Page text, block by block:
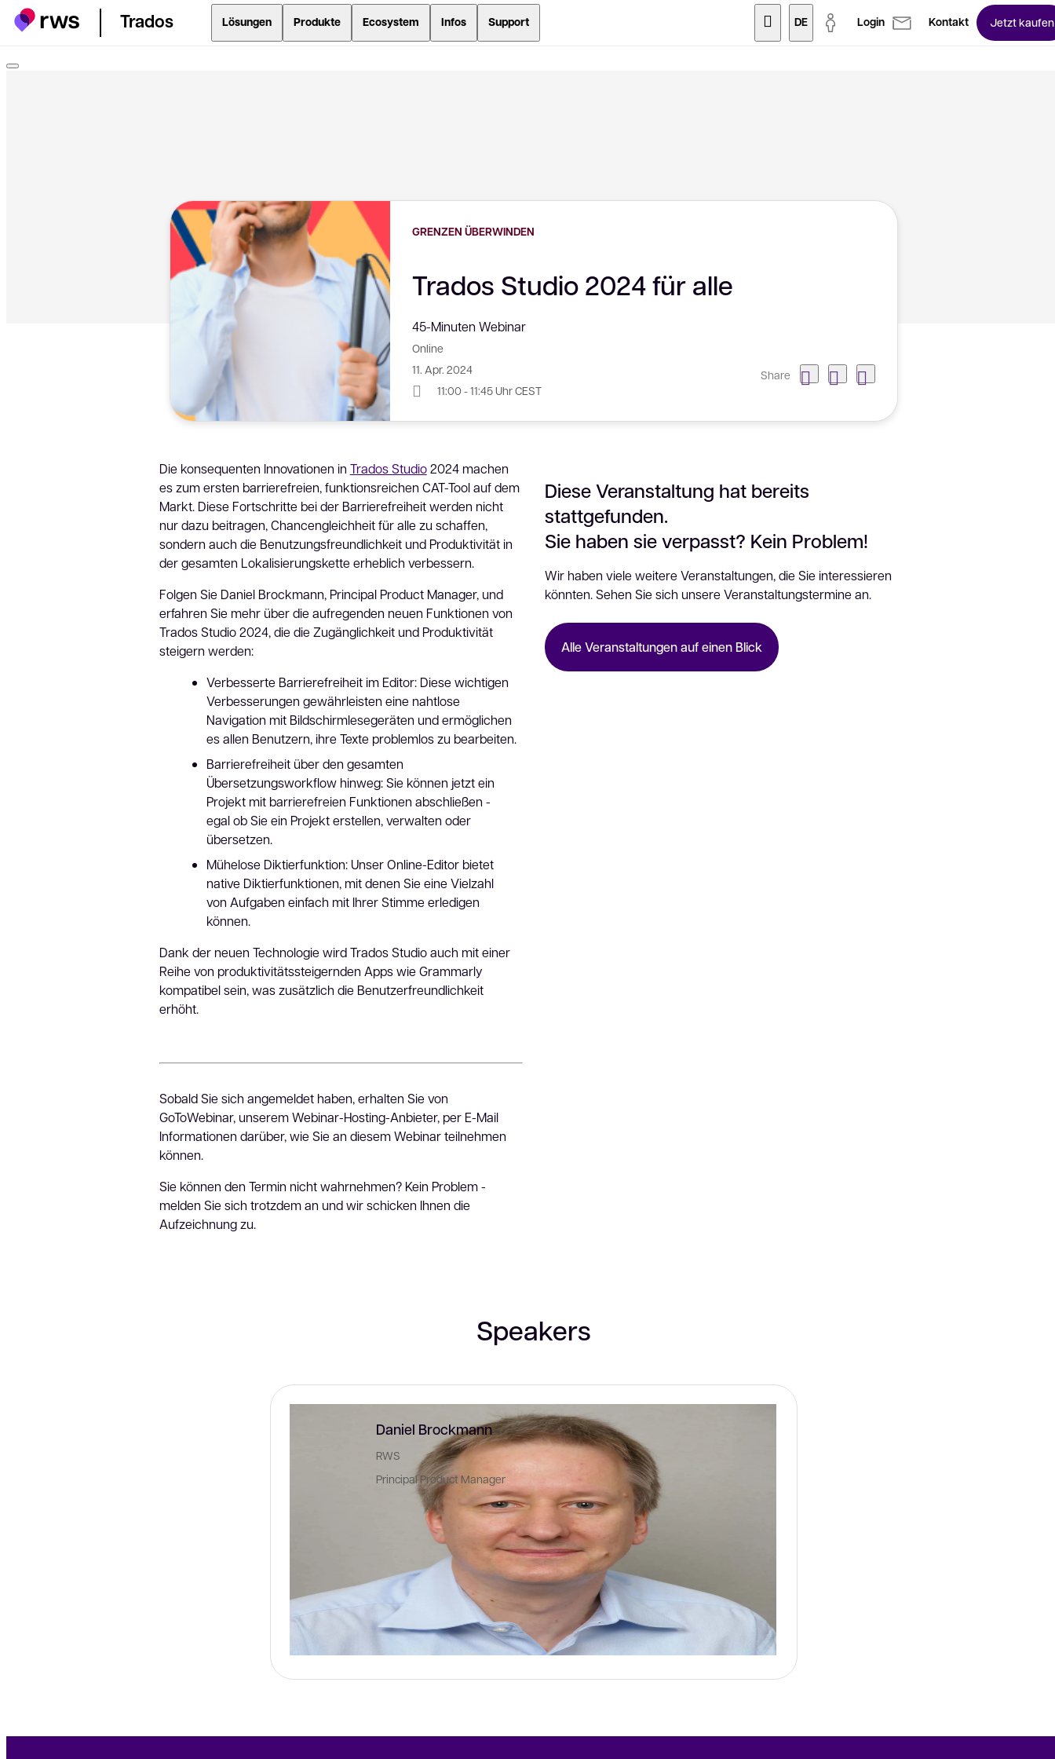
Trados Lösungen Produkte Ecosystem Infos Support DE Login Kontakt Jetzt kaufen
GRENZEN ÜBERWINDEN
Trados Studio 2024 für alle
45-Minuten Webinar
Online
11. Apr. 2024
11:00 - 11:45 Uhr CEST
Share
Die konsequenten Innovationen in Trados Studio2024 machen
es zum ersten barrierefreien, funktionsreichen CAT-Tool auf dem
Markt. Diese Fortschritte bei der Barrierefreiheit werden nicht
nur dazu beitragen, Chancengleichheit für alle zu schaffen,
sondern auch die Benutzungsfreundlichkeit und Produktivität in
der gesamten Lokalisierungskette erheblich verbessern.
Folgen Sie Daniel Brockmann, Principal Product Manager, und
erfahren Sie mehr über die aufregenden neuen Funktionen von
Trados Studio 2024, die die Zugänglichkeit und Produktivität
steigern werden:
Verbesserte Barrierefreiheit im Editor: Diese wichtigen
Verbesserungen gewährleisten eine nahtlose
Navigation mit Bildschirmlesegeräten und ermöglichen
es allen Benutzern, ihre Texte problemlos zu bearbeiten.
Barrierefreiheit über den gesamten
Übersetzungsworkflow hinweg: Sie können jetzt ein
Projekt mit barrierefreien Funktionen abschließen -
egal ob Sie ein Projekt erstellen, verwalten oder
übersetzen.
Mühelose Diktierfunktion: Unser Online-Editor bietet
native Diktierfunktionen, mit denen Sie eine Vielzahl
von Aufgaben einfach mit Ihrer Stimme erledigen
können.
Dank der neuen Technologie wird Trados Studio auch mit einer
Reihe von produktivitätssteigernden Apps wie Grammarly
kompatibel sein, was zusätzlich die Benutzerfreundlichkeit
erhöht.
Sobald Sie sich angemeldet haben, erhalten Sie von
GoToWebinar, unserem Webinar-Hosting-Anbieter, per E-Mail
Informationen darüber, wie Sie an diesem Webinar teilnehmen
können.
Sie können den Termin nicht wahrnehmen? Kein Problem -
melden Sie sich trotzdem an und wir schicken Ihnen die
Aufzeichnung zu.
Diese Veranstaltung hat bereits
stattgefunden.
Sie haben sie verpasst? Kein Problem!
Wir haben viele weitere Veranstaltungen, die Sie interessieren
könnten. Sehen Sie sich unsere Veranstaltungstermine an.
Alle Veranstaltungen auf einen Blick
Speakers
Daniel Brockmann
RWS
Principal Product Manager